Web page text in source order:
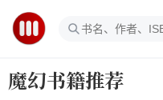
魔幻书籍推荐